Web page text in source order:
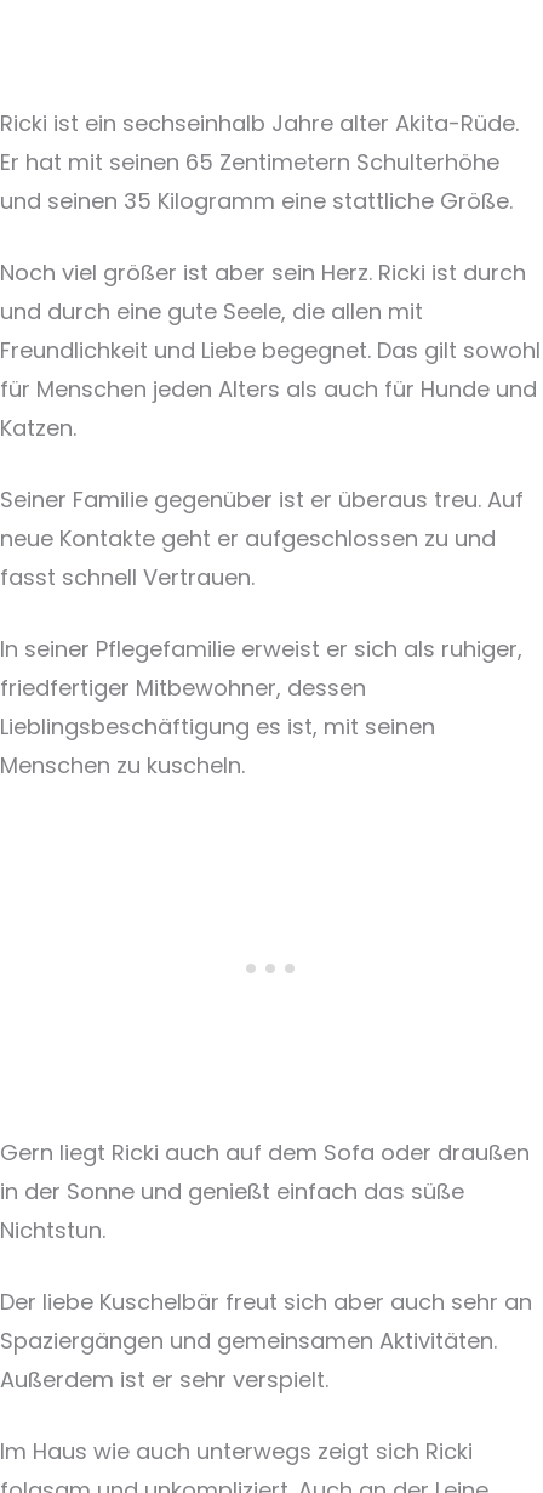
Ricki ist ein sechseinhalb Jahre alter Akita-Rüde.
Er hat mit seinen 65 Zentimetern Schulterhöhe
und seinen 35 Kilogramm eine stattliche Größe.
Noch viel größer ist aber sein Herz. Ricki ist durch
und durch eine gute Seele, die allen mit
Freundlichkeit und Liebe begegnet. Das gilt sowohl
für Menschen jeden Alters als auch für Hunde und
Katzen.
Seiner Familie gegenüber ist er überaus treu. Auf
neue Kontakte geht er aufgeschlossen zu und
fasst schnell Vertrauen.
In seiner Pflegefamilie erweist er sich als ruhiger,
friedfertiger Mitbewohner, dessen
Lieblingsbeschäftigung es ist, mit seinen
Menschen zu kuscheln.
Gern liegt Ricki auch auf dem Sofa oder draußen
in der Sonne und genießt einfach das süße
Nichtstun.
Der liebe Kuschelbär freut sich aber auch sehr an
Spaziergängen und gemeinsamen Aktivitäten.
Außerdem ist er sehr verspielt.
Im Haus wie auch unterwegs zeigt sich Ricki